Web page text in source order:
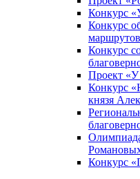
Конкурс
Конкурс
Конкурс
Проект «У
Конкурс
князя
Конкурс